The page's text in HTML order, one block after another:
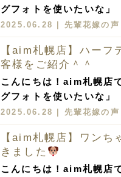
グフォトを使いたいな」
2025.06.28 | 先輩花嫁の声
【aim札幌店】ハーフ
客様をご紹介＾＾
こんにちは！aim札幌店
グフォトを使いたいな」
2025.06.28 | 先輩花嫁の声
【aim札幌店】ワンち
きました
こんにちは！aim札幌店